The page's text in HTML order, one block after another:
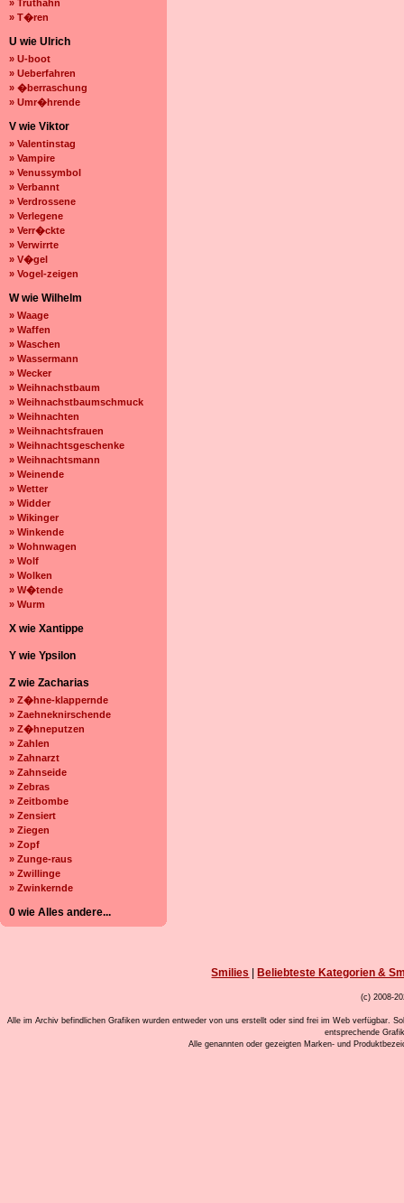
» Truthahn
» T�ren
U wie Ulrich
» U-boot
» Ueberfahren
» �berraschung
» Umr�hrende
V wie Viktor
» Valentinstag
» Vampire
» Venussymbol
» Verbannt
» Verdrossene
» Verlegene
» Verr�ckte
» Verwirrte
» V�gel
» Vogel-zeigen
W wie Wilhelm
» Waage
» Waffen
» Waschen
» Wassermann
» Wecker
» Weihnachstbaum
» Weihnachstbaumschmuck
» Weihnachten
» Weihnachtsfrauen
» Weihnachtsgeschenke
» Weihnachtsmann
» Weinende
» Wetter
» Widder
» Wikinger
» Winkende
» Wohnwagen
» Wolf
» Wolken
» W�tende
» Wurm
X wie Xantippe
Y wie Ypsilon
Z wie Zacharias
» Z�hne-klappernde
» Zaehneknirschende
» Z�hneputzen
» Zahlen
» Zahnarzt
» Zahnseide
» Zebras
» Zeitbombe
» Zensiert
» Ziegen
» Zopf
» Zunge-raus
» Zwillinge
» Zwinkernde
0 wie Alles andere...
Smilies Beliebteste Kategorien &
(c) 2008-
Alle im Archiv befindlichen Grafiken wurden entweder von uns erstellt oder sind frei im Web verfügbar.
entsprechende
Alle genannten oder gezeigten Marken- und